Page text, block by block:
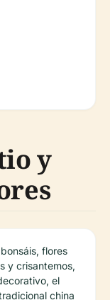
y
flores
y crisantemos,
el
china